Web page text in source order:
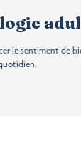
le sentiment de